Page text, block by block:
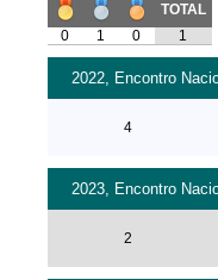
TOTAL
0
1 0 1
2022, Encontro
4
2023, Encontro
2